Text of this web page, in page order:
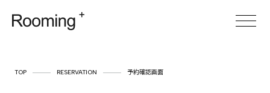
TOP RESERVATION 予約確認画面